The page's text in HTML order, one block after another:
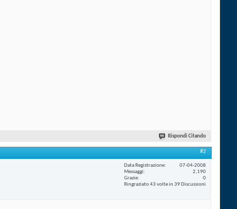
Rispondi Citando
#2
Data Registrazione
07-04-2008
Messaggi
2,190
Grazie
0
Ringraziato 43 volte in 39 Discussioni